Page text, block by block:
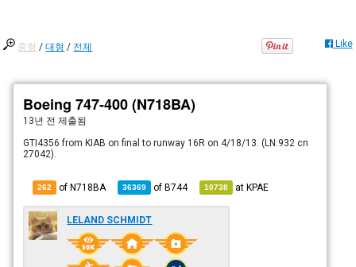
중형 /대형 / 전체 Like
Boeing 747-400 (N718BA)
13년 전 제출됨
GTI4356 from KIAB on final to runway 16R on 4/18/13. (LN:932 cn
27042).
262 of N718BA 36369 ofB744 10738 atKPAE
LELAND SCHMIDT